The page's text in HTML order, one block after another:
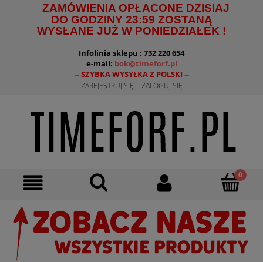
ZAMÓWIENIA OPŁACONE DZISIAJ
DO GODZINY 23:59 ZOSTANĄ
WYSŁANE JUŻ W PONIEDZIAŁEK !
--------------------------------------
Infolinia sklepu : 732 220 654
e-mail: bok@timeforf.pl
-- SZYBKA WYSYŁKA Z POLSKI --
ZAREJESTRUJ SIĘ ZALOGUJ SIĘ